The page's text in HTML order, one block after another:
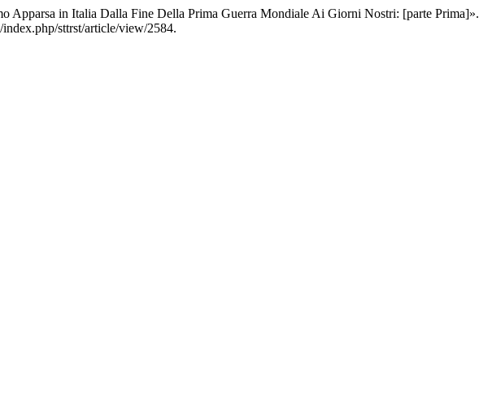
Apparsa in Italia Dalla Fine Della Prima Guerra Mondiale Ai Giorni Nostri: [parte Prima]».
sttrst/article/view/2584.